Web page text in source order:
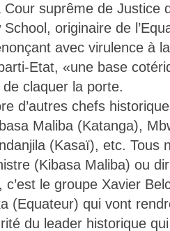
suprême de Justice
originaire de
avec virulence à
Etat, «une base
de claquer la porte.
d’autres chefs
Maliba (Katanga),
(Kasaï), etc. Tous
(Kibasa Maliba) ou
le groupe Xavier
(Equateur) qui vont
du leader historique